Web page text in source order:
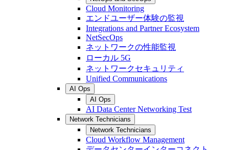
Cloud Monitoring
エンドユーザー体験の監視
Integrations and Partner Ecosystem
NetSecOps
ネットワークの性能監視
ローカル 5G
ネットワークセキュリティ
Unified Communications
AI Ops
AI Ops
AI Data Center Networking Test
Network Technicians
Network Technicians
Cloud Workflow Management